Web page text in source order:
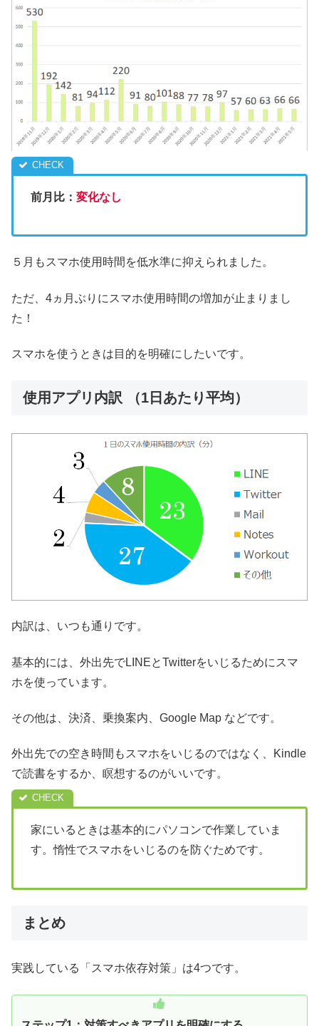
前月比： 変化なし
５月もスマホ使用時間を低水準に抑えられました。
ただ、4ヵ月ぶりにスマホ使用時間の増加が止まりまし
た！
スマホを使うときは目的を明確にしたいです。
使用アプリ内訳 （1日あたり平均）
内訳は、いつも通りです。
基本的には、外出先でLINEとTwitterをいじるためにスマ
ホを使っています。
その他は、決済、乗換案内、Google Map などです。
外出先での空き時間もスマホをいじるのではなく、Kindle
で読書をするか、瞑想するのがいいです。
家にいるときは基本的にパソコンで作業していま
す。惰性でスマホをいじるのを防ぐためです。
まとめ
実践している「スマホ依存対策」は4つです。